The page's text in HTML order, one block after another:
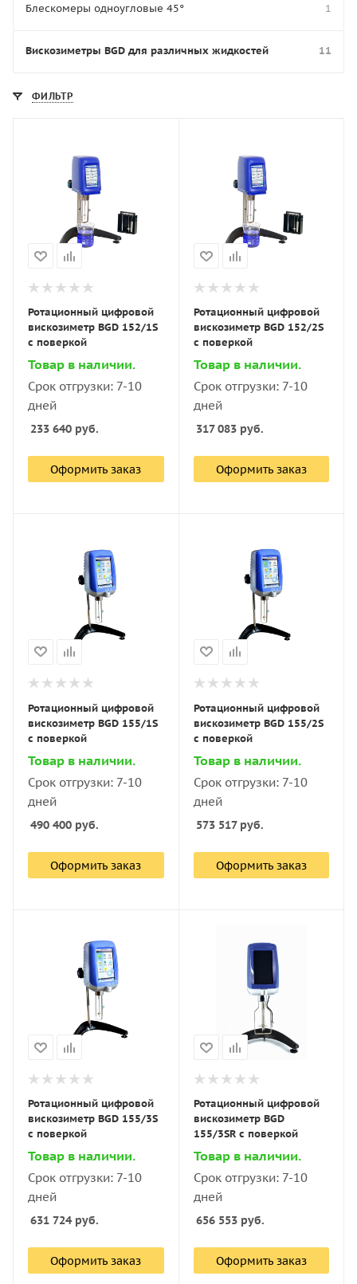
Блескомеры одноугловые 45° 1
Вискозиметры BGD для различных жидкостей 11
ФИЛЬТР
Ротационный цифровой
вискозиметр BGD 152/1S
с поверкой
Товар в наличии.
Срок отгрузки: 7-10
дней
233 640 руб.
Оформить заказ
Ротационный цифровой
вискозиметр BGD 152/2S
с поверкой
Товар в наличии.
Срок отгрузки: 7-10
дней
317 083руб.
Оформить заказ
Ротационный цифровой
вискозиметр BGD 155/1S
с поверкой
Товар в наличии.
Срок отгрузки: 7-10
дней
490 400 руб.
Оформить заказ
Ротационный цифровой
вискозиметр BGD 155/2S
с поверкой
Товар в наличии.
Срок отгрузки: 7-10
дней
573 517руб.
Оформить заказ
Ротационный цифровой
вискозиметр BGD 155/3S
с поверкой
Товар в наличии.
Срок отгрузки: 7-10
дней
631 724руб.
Оформить заказ
Ротационный цифровой
вискозиметр BGD
155/3SR с поверкой
Товар в наличии.
Срок отгрузки: 7-10
дней
656 553руб.
Оформить заказ